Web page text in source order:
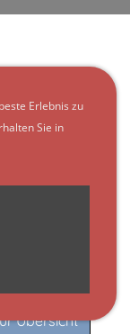
Übersicht
Erlebnis zu
Sie in